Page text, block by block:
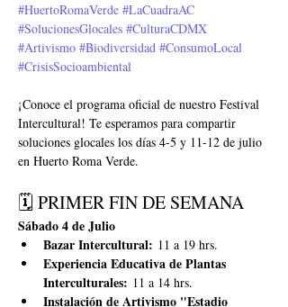
#HuertoRomaVerde #LaCuadraAC
#SolucionesGlocales #CulturaCDMX
#Artivismo #Biodiversidad #ConsumoLocal
#CrisisSocioambiental
¡Conoce el programa oficial de nuestro Festival
Intercultural! Te esperamos para compartir
soluciones glocales los días 4-5 y 11-12 de julio
en Huerto Roma Verde.
🗓️ PRIMER FIN DE SEMANA
Sábado 4 de Julio
Bazar Intercultural: 11 a 19 hrs.
Experiencia Educativa de Plantas
Interculturales: 11 a 14 hrs.
Instalación de Artivismo "Estadio